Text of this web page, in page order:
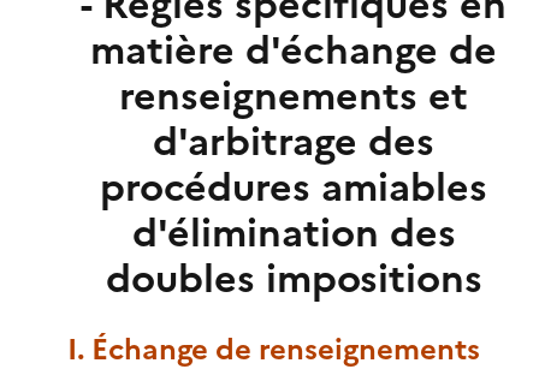
matière d'échange de
renseignements et
d'arbitrage des
procédures amiables
d'élimination des
doubles impositions
I. Échange de renseignements